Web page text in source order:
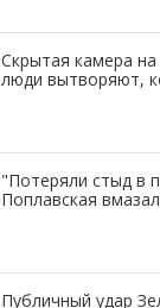
Скрытая камера
люди вытворяют,
"Потеряли стыд в
Поплавская
Публичный удар